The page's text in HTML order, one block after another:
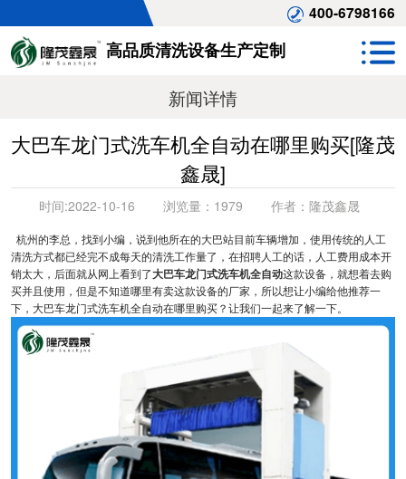
400-6798166
高品质清洗设备生产定制
新闻详情
大巴车龙门式洗车机全自动在哪里购买[隆茂
鑫晟]
时间:2022-10-16 浏览量： 1979 作者： 隆茂鑫晟
杭州的李总，找到小编，说到他所在的大巴站目前车辆增加，使用传统的人工
清洗方式都已经完不成每天的清洗工作量了，在招聘人工的话，人工费用成本开
销太大，后面就从网上看到了大巴车龙门式洗车机全自动这款设备，就想着去购
买并且使用，但是不知道哪里有卖这款设备的厂家，所以想让小编给他推荐一
下，大巴车龙门式洗车机全自动在哪里购买？让我们一起来了解一下。